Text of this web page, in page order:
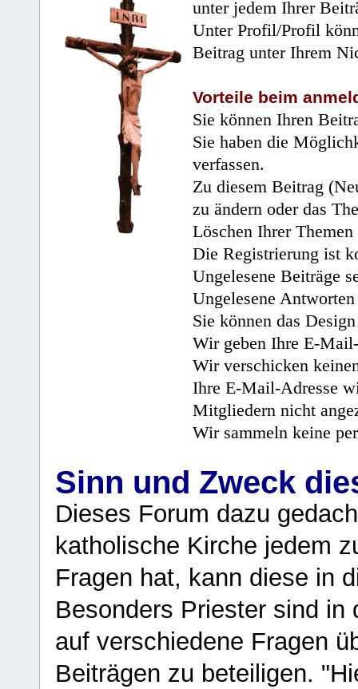
unter jedem Ihrer
Unter Profil/Profil
Beitrag unter Ihrem
Vorteile beim
Sie können Ihren
Sie haben die
verfassen.
Zu diesem Beitrag
zu ändern oder das
Löschen Ihrer
Die Registrierung ist
Ungelesene Beiträge
Ungelesene
Sie können das
Wir geben Ihre E-
Wir verschicken
Ihre E-Mail-Adresse
Mitgliedern nicht
Wir sammeln keine
Sinn und Zweck
Dieses Forum dazu
katholische Kirche jedem
Fragen hat, kann diese in
Besonders Priester sind in
auf verschiedene Fragen
Beiträgen zu beteiligen.